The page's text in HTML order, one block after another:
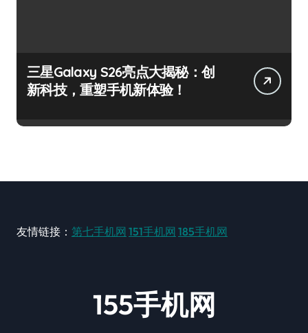
三星Galaxy S26亮点大揭秘：创
新科技，重塑手机新体验！
友情链接： 第七手机网 151手机网 185手机网
155手机网